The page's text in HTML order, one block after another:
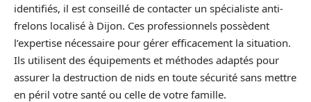
identifiés, il est conseillé de contacter un spécialiste anti-
frelons localisé à Dijon. Ces professionnels possèdent
l’expertise nécessaire pour gérer efficacement la situation.
Ils utilisent des équipements et méthodes adaptés pour
assurer la destruction de nids en toute sécurité sans mettre
en péril votre santé ou celle de votre famille.